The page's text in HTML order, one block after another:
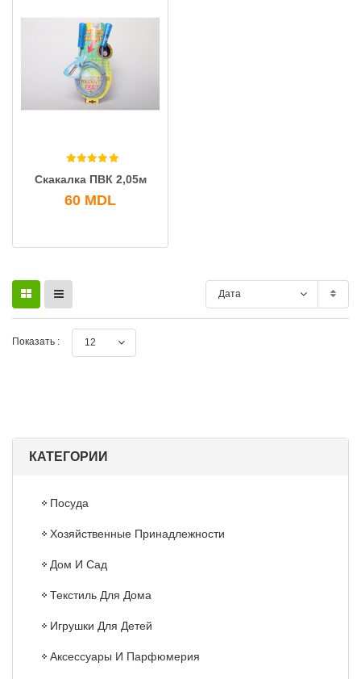
КАТЕГОРИИ
Посуда
Хозяйственные Принадлежности
Дом И Сад
Текстиль Для Дома
Игрушки Для Детей
Аксессуары И Парфюмерия
Скакалка ПВК 2,05м
60 MDL
Дата
Показать : 12